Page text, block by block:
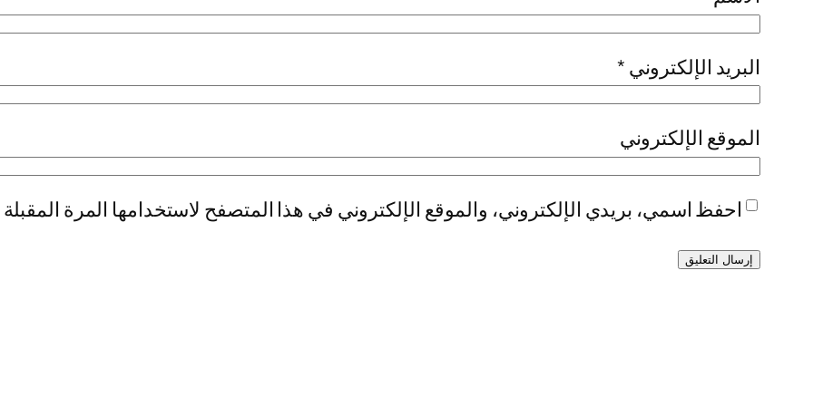
البريد الإلكتروني *
الموقع الإلكتروني
احفظ اسمي، بريدي الإلكتروني، والموقع الإلكتروني في هذا المتصفح لاستخدامها المرة